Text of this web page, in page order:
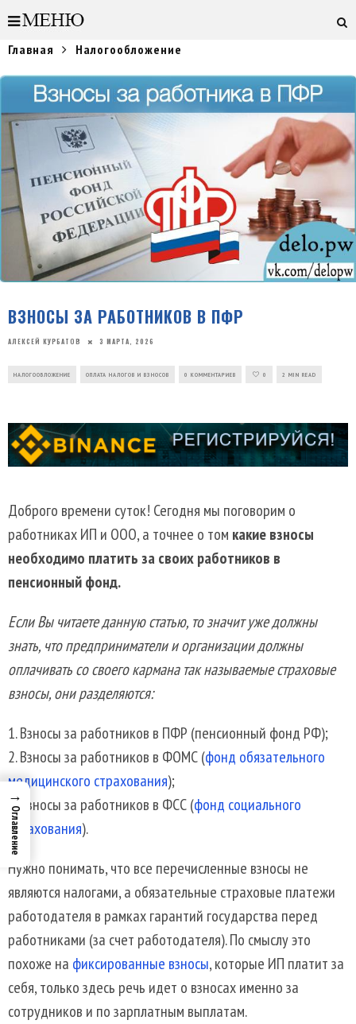
Главная Налогообложение
ВЗНОСЫ ЗА РАБОТНИКОВ В ПФР
АЛЕКСЕЙ КУРБАТОВ 3 МАРТА, 2026
НАЛОГООБЛОЖЕНИЕ ОПЛАТА НАЛОГОВ И ВЗНОСОВ 0 КОММЕНТАРИЕВ 0 2 MIN READ
Доброго времени суток! Сегодня мы поговорим о
работниках ИП и ООО, а точнее о том какие взносы
необходимо платить за своих работников в
пенсионный фонд.
Если Вы читаете данную статью, то значит уже должны
знать, что предприниматели и организации должны
оплачивать со своего кармана так называемые страховые
взносы, они разделяются:
Взносы за работников в ПФР (пенсионный фонд РФ);
Взносы за работников в ФОМС (фонд обязательного
медицинского страхования);
Взносы за работников в ФСС (фонд социального
страхования).
Нужно понимать, что все перечисленные взносы не
являются налогами, а обязательные страховые платежи
работодателя в рамках гарантий государства перед
работниками (за счет работодателя). По смыслу это
похоже на фиксированные взносы, которые ИП платит за
себя, только здесь речь идет о взносах именно за
сотрудников и по зарплатным выплатам.
→
Оглавление